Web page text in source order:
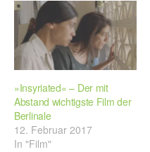
»Insyriated« – Der mit
Abstand wichtigste Film der
Berlinale
12. Februar 2017
In "Film"